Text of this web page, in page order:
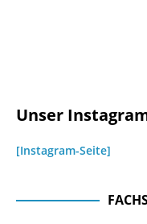
Unser
[Instagram-Seite]